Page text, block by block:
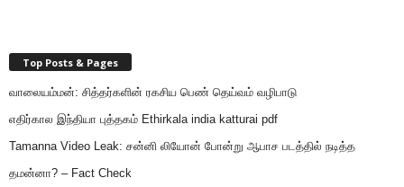
Top Posts & Pages
வாலையம்மன்: சித்தர்களின் ரகசிய பெண் தெய்வம் வழிபாடு
எதிர்கால இந்தியா புத்தகம் Ethirkala india katturai pdf
Tamanna Video Leak: சன்னி லியோன் போன்று ஆபாச படத்தில் நடித்த
தமன்னா? – Fact Check